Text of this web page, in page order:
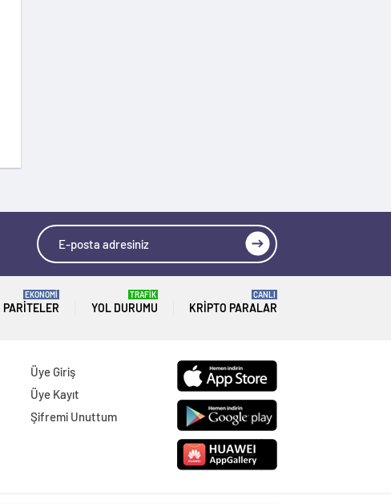
PARITELER
EKONOMİ
YOL DURUMU
TRAFİK
KRIPTO PARALAR
CANLI
Üye Giriş
Üye Kayıt
Şifremi Unuttum